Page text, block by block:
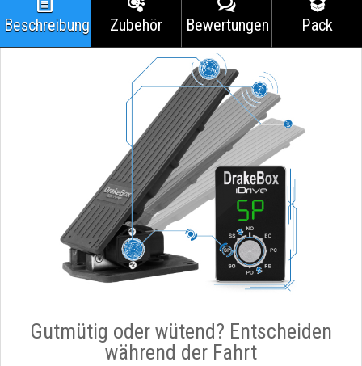
Beschreibung Zubehör Bewertungen Pack
Gutmütig oder wütend? Entscheiden
während der Fahrt